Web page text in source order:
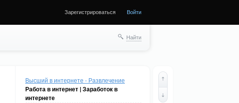
Зарегистрироваться Войти
Найти
Высший в интернете - Развлечение
Работа в интернет | Заработок в
интернете